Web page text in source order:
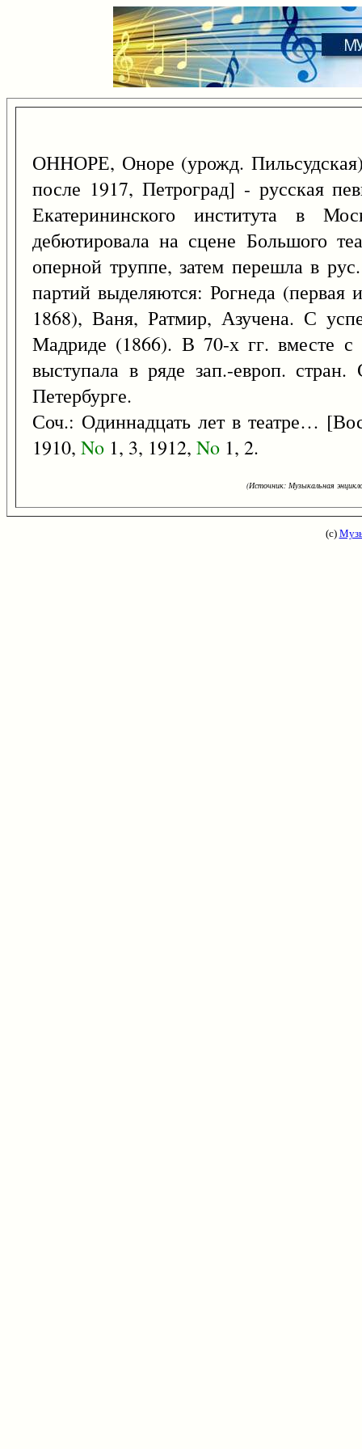
ОННОРЕ, Оноре (урожд.
после 1917, Петроград] - русская
Екатерининского института в
дебютировала на сцене Большого
оперной труппе, затем перешла в
партий выделяются: Рогнеда (первая
1868), Ваня, Ратмир, Азучена. С
Мадриде (1866). В 70-х гг. вместе
выступала в ряде зап.-европ.
Петербурге.
Соч.: Одиннадцать лет в театре…
1910, No 1, 3, 1912, No 1, 2.
(Источник: Музыкальная
(с)